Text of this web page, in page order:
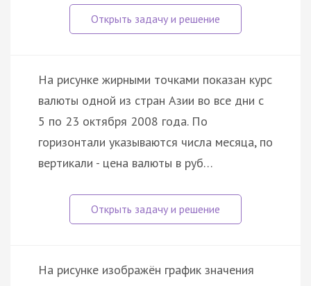
На рисунке жирными точками показан курс
валюты одной из стран Азии во все дни с
5 по 23 октября 2008 года. По
горизонтали указываются числа месяца, по
вертикали - цена валюты в руб…
На рисунке изображён график значения